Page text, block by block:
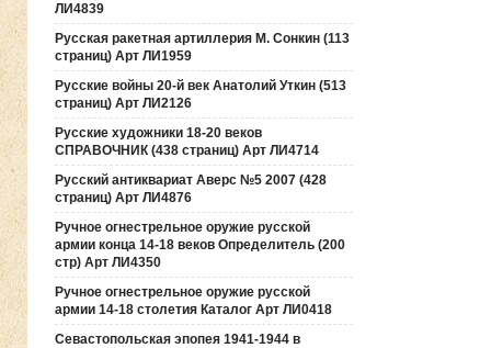
ЛИ4839
Русская ракетная артиллерия М. Сонкин (113
страниц) Арт ЛИ1959
Русские войны 20-й век Анатолий Уткин (513
страниц) Арт ЛИ2126
Русские художники 18-20 веков
СПРАВОЧНИК (438 страниц) Арт ЛИ4714
Русский антиквариат Аверс №5 2007 (428
страниц) Арт ЛИ4876
Ручное огнестрельное оружие русской
армии конца 14-18 веков Определитель (200
стр) Арт ЛИ4350
Ручное огнестрельное оружие русской
армии 14-18 столетия Каталог Арт ЛИ0418
Севастопольская эпопея 1941-1944 в